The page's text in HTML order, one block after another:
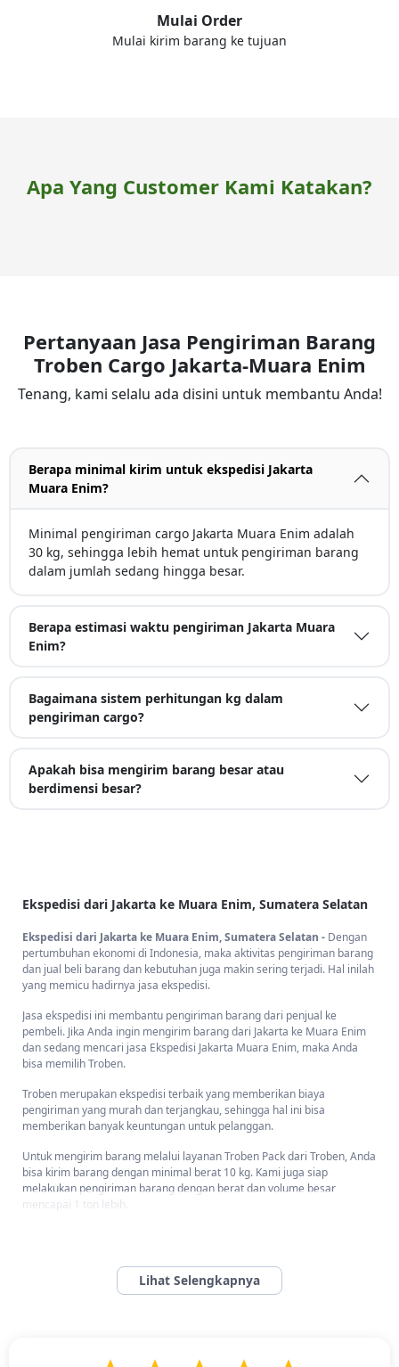
Mulai Order
Mulai kirim barang ke tujuan
Apa Yang Customer Kami Katakan?
Pertanyaan Jasa Pengiriman Barang
Troben Cargo Jakarta-Muara Enim
Tenang, kami selalu ada disini untuk membantu Anda!
Berapa minimal kirim untuk ekspedisi Jakarta
Muara Enim?
Minimal pengiriman cargo Jakarta Muara Enim adalah
30 kg, sehingga lebih hemat untuk pengiriman barang
dalam jumlah sedang hingga besar.
Berapa estimasi waktu pengiriman Jakarta Muara
Enim?
Bagaimana sistem perhitungan kg dalam
pengiriman cargo?
Apakah bisa mengirim barang besar atau
berdimensi besar?
Ekspedisi dari Jakarta ke Muara Enim, Sumatera Selatan
Ekspedisi dari Jakarta ke Muara Enim, Sumatera Selatan - Dengan
pertumbuhan ekonomi di Indonesia, maka aktivitas pengiriman barang
dan jual beli barang dan kebutuhan juga makin sering terjadi. Hal inilah
yang memicu hadirnya jasa ekspedisi.
Jasa ekspedisi ini membantu pengiriman barang dari penjual ke
pembeli. Jika Anda ingin mengirim barang dari Jakarta ke Muara Enim
dan sedang mencari jasa Ekspedisi Jakarta Muara Enim, maka Anda
bisa memilih Troben.
Troben merupakan ekspedisi terbaik yang memberikan biaya
pengiriman yang murah dan terjangkau, sehingga hal ini bisa
memberikan banyak keuntungan untuk pelanggan.
Untuk mengirim barang melalui layanan Troben Pack dari Troben, Anda
bisa kirim barang dengan minimal berat 10 kg. Kami juga siap
melakukan pengiriman barang dengan berat dan volume besar
mencapai 1 ton lebih.
Jakarta ke Muara Enim dan Kota/Kabupaten di Sumatera